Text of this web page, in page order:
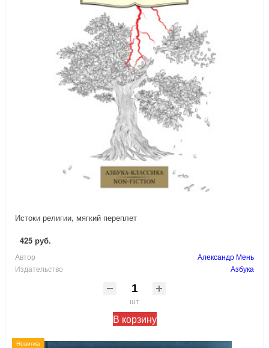
Истоки религии, мягкий переплет
425 руб.
Автор
Александр Мень
Издательство
Азбука
шт
В корзину
Новинка